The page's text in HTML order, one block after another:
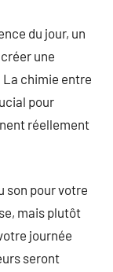
du jour, un
une
La chimie entre
pour
réellement
son pour votre
mais plutôt
journée
seront